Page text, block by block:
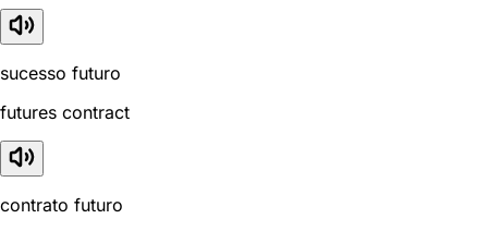
sucesso futuro
futures contract
contrato futuro